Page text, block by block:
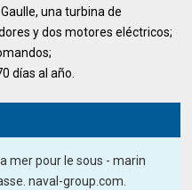
una turbina de
y dos motores eléctricos;
días al año.
mer pour le sous - marin
naval-group.com.